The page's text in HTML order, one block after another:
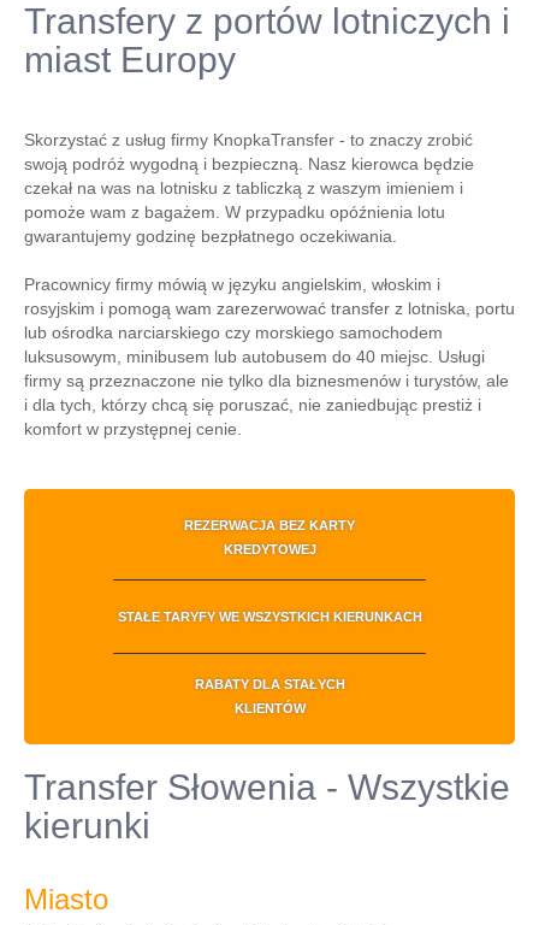
Transfery z portów lotniczych i
miast Europy
Skorzystać z usług firmy KnopkaTransfer - to znaczy zrobić
swoją podróż wygodną i bezpieczną. Nasz kierowca będzie
czekał na was na lotnisku z tabliczką z waszym imieniem i
pomoże wam z bagażem. W przypadku opóźnienia lotu
gwarantujemy godzinę bezpłatnego oczekiwania.
Pracownicy firmy mówią w języku angielskim, włoskim i
rosyjskim i pomogą wam zarezerwować transfer z lotniska, portu
lub ośrodka narciarskiego czy morskiego samochodem
luksusowym, minibusem lub autobusem do 40 miejsc. Usługi
firmy są przeznaczone nie tylko dla biznesmenów i turystów, ale
i dla tych, którzy chcą się poruszać, nie zaniedbując prestiż i
komfort w przystępnej cenie.
REZERWACJA BEZ KARTY
KREDYTOWEJ
STAŁE TARYFY WE WSZYSTKICH KIERUNKACH
RABATY DLA STAŁYCH
KLIENTÓW
Transfer Słowenia - Wszystkie
kierunki
Miasto